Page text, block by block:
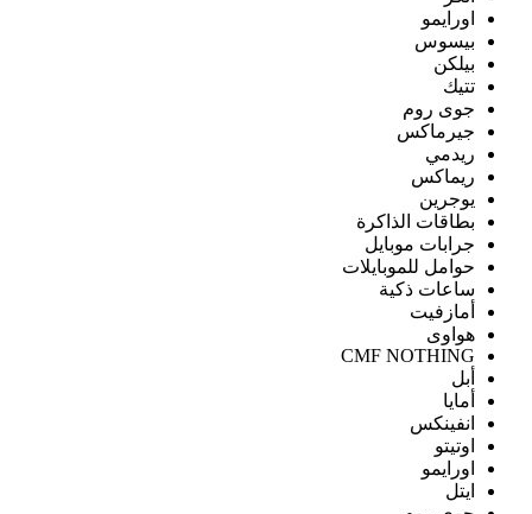
اورايمو
بيسوس
بيلكن
تتيك
جوى روم
جيرماكس
ريدمي
ريماكس
يوجرين
بطاقات الذاكرة
جرابات موبايل
حوامل للموبايلات
ساعات ذكية
أمازفيت
هواوى
CMF NOTHING
أبل
أمايا
انفينكس
اوتيتو
اورايمو
ايتل